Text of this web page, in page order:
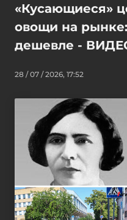
«Кусающиеся»
овощи на
дешевле -
28 / 07 / 2026, 17:52